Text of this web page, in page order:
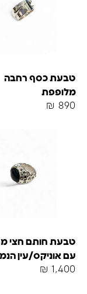
טבעת כסף רחבה
מלופפת
₪ 890
טבעת חותם חצי
עם אוניקס/עין
₪ 1,400